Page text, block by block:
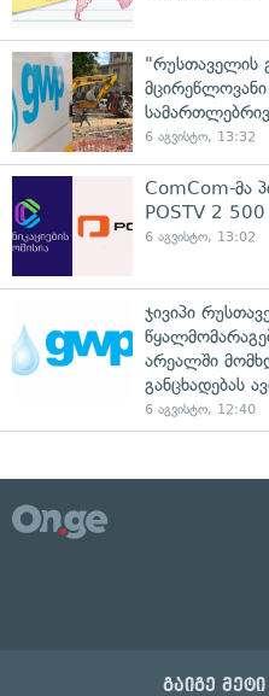
"რუსთაველის
6 აგვისტო, 13:32
ComCom-მა
POSTV 2
6 აგვისტო, 13:02
ჯივიპი
არეალში
განცხადებას
6 აგვისტო, 12:40
გაიგე